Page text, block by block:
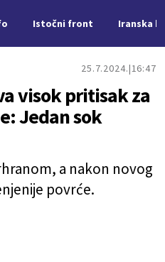
Istočni front Iranska
25.7.2024. 16:47
visok pritisak za
Jedan sok
a nakon novog
povrće.